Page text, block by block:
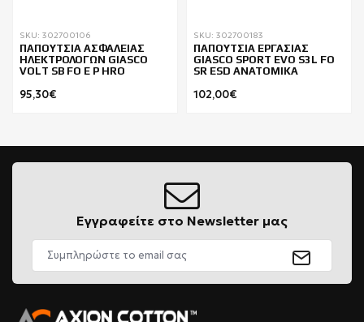
SKU: 302700106
ΠΑΠΟΥΤΣΙΑ ΑΣΦΑΛΕΙΑΣ
ΗΛΕΚΤΡΟΛΟΓΩΝ GIASCO
VOLT SB FO E P HRO
95,30€
SKU: 302700183
ΠΑΠΟΥΤΣΙΑ ΕΡΓΑΣΙΑΣ
GIASCO SPORT EVO S3L FO
SR ESD ΑΝΑΤΟΜΙΚΑ
102,00€
Εγγραφείτε στο Newsletter μας